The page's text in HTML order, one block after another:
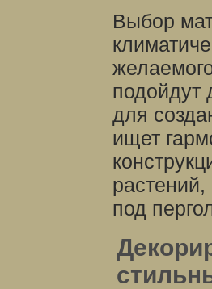
Выбор
подойдут
для
ищет
под